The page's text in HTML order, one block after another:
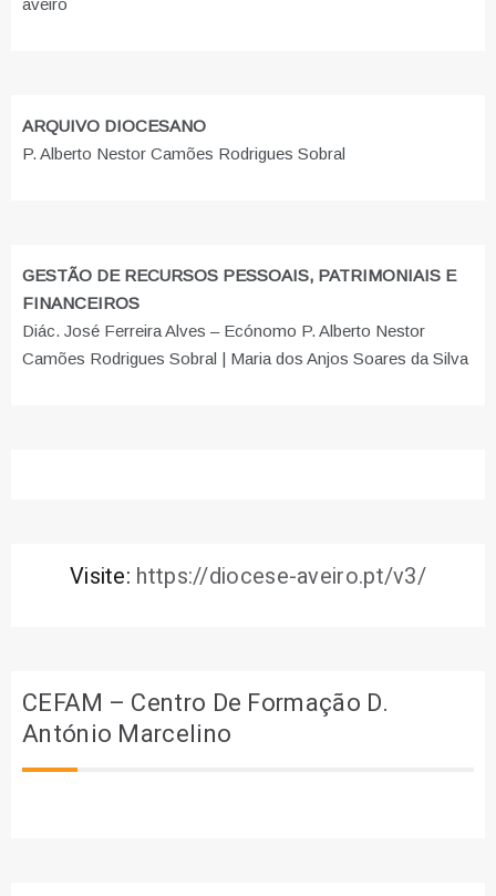
ARQUIVO DIOCESANO
P. Alberto Nestor Camões Rodrigues Sobral
GESTÃO DE RECURSOS PESSOAIS, PATRIMONIAIS E
FINANCEIROS
Diác. José Ferreira Alves – Ecónomo P. Alberto Nestor
Camões Rodrigues Sobral | Maria dos Anjos Soares da Silva
Visite: https://diocese-aveiro.pt/v3/
CEFAM – Centro De Formação D.
António Marcelino